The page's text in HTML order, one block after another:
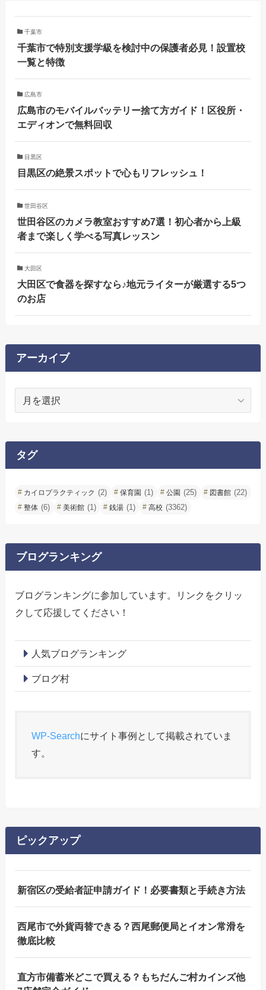
千葉市
千葉市で特別支援学級を検討中の保護者必見！設置校
一覧と特徴
広島市
広島市のモバイルバッテリー捨て方ガイド！区役所・
エディオンで無料回収
目黒区
目黒区の絶景スポットで心もリフレッシュ！
世田谷区
世田谷区のカメラ教室おすすめ7選！初心者から上級
者まで楽しく学べる写真レッスン
大田区
大田区で食器を探すなら♪地元ライターが厳選する5つ
のお店
アーカイブ
イ
ブ
タグ
カイロプラクティック (2) 保育園 (1) 公園 (25) 図書館 (22)
整体 (6) 美術館 (1) 銭湯 (1) 高校 (3362)
ブログランキング
ブログランキングに参加しています。リンクをクリッ
クして応援してください！
人気ブログランキング
ブログ村
WP-Searchにサイト事例として掲載されていま
す。
ピックアップ
新宿区の受給者証申請ガイド！必要書類と手続き方法
西尾市で外貨両替できる？西尾郵便局とイオン常滑を
徹底比較
直方市備蓄米どこで買える？もちだんご村カインズ他